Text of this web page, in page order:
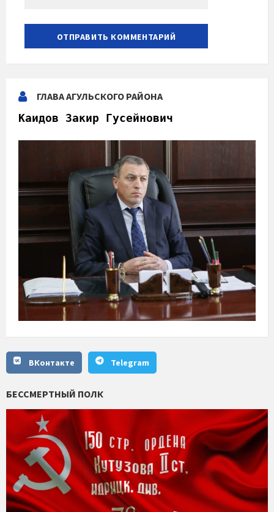
ГЛАВА АГУЛЬСКОГО РАЙОНА
Каидов Закир Гусейнович
ВКонтакте Telegram
БЕССМЕРТНЫЙ ПОЛК